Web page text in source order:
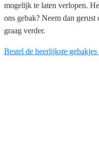
mogelijk te laten verlopen.
ons gebak? Neem dan
graag verder.
Bestel de heerlijkste